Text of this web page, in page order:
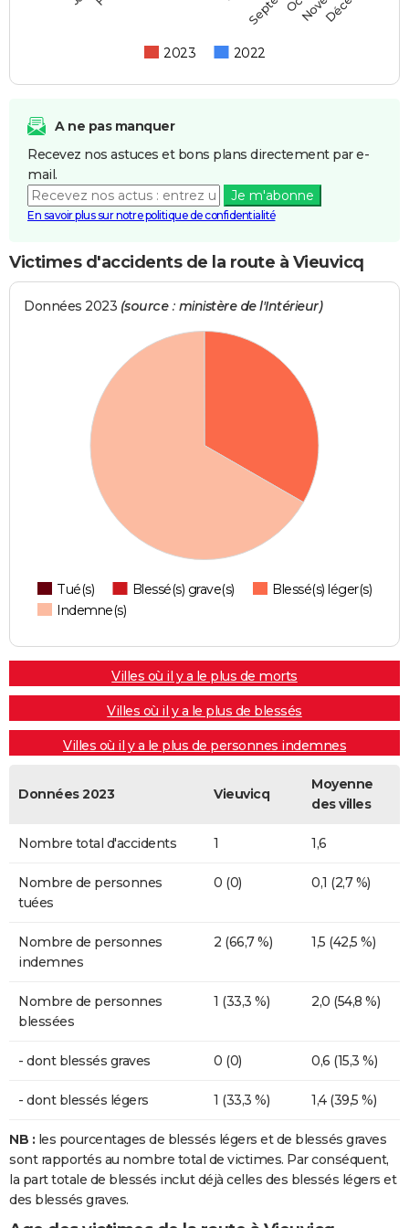
2023 2022
A ne pas manquer
Recevez nos astuces et bons plans directement par e-
mail.
Je m'abonne
En savoir plus sur notre politique de confidentialité
Victimes d'accidents de la route à Vieuvicq
Données 2023 (source : ministère de l'Intérieur)
Tué(s) Blessé(s) grave(s)
Blessé(s) léger(s)
Indemne(s)
Villes où il y a le plus de morts
Villes où il y a le plus de blessés
Villes où il y a le plus de personnes indemnes
Données 2023 Vieuvicq
Moyenne
des villes
Nombre total d'accidents 1 1,6
Nombre de personnes
tuées
0 (0) 0,1 (2,7 %)
Nombre de personnes
indemnes
2 (66,7 %) 1,5 (42,5 %)
Nombre de personnes
blessées
1 (33,3 %) 2,0 (54,8 %)
- dont blessés graves 0 (0) 0,6 (15,3 %)
- dont blessés légers 1 (33,3 %) 1,4 (39,5 %)
NB : les pourcentages de blessés légers et de blessés graves
sont rapportés au nombre total de victimes. Par conséquent,
la part totale de blessés inclut déjà celles des blessés légers et
des blessés graves.